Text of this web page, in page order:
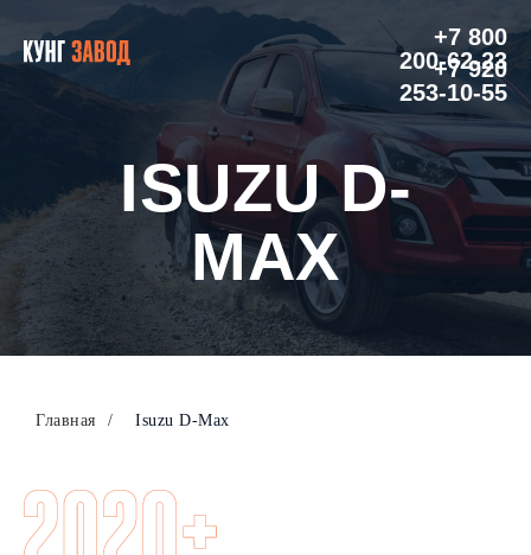
+7 800
200-62-23
+7 920
253-10-55
ISUZU D-
MAX
Главная / Isuzu D-Max